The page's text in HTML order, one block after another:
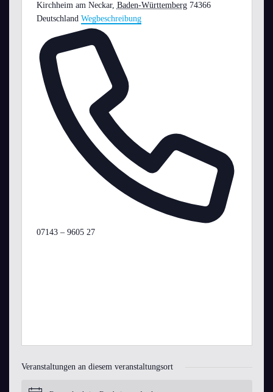
Kirchheim am Neckar, Baden-Württemberg 74366
Deutschland Wegbeschreibung
Telefon
07143 – 9605 27
Veranstaltungen an diesem veranstaltungsort